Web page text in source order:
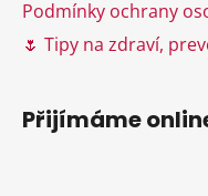
Podmínky ochrany
🌷 Tipy na zdraví,
Přijímáme